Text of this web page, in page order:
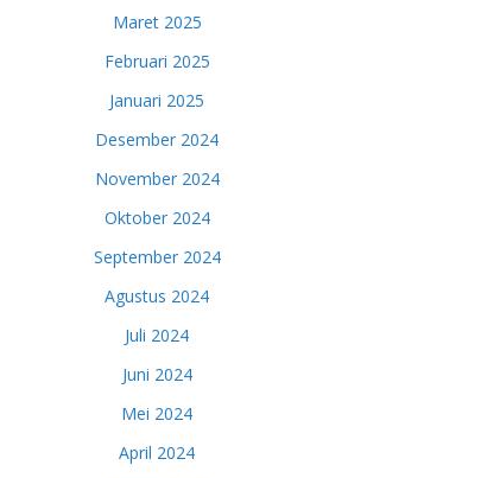
Maret 2025
Februari 2025
Januari 2025
Desember 2024
November 2024
Oktober 2024
September 2024
Agustus 2024
Juli 2024
Juni 2024
Mei 2024
April 2024